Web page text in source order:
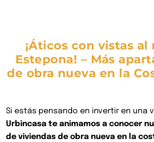
¡Áticos con vistas al
Estepona! – Más
de obra nueva en la
Si estás pensando en invertir en una
Urbincasa te animamos a conocer
de viviendas de obra nueva en la